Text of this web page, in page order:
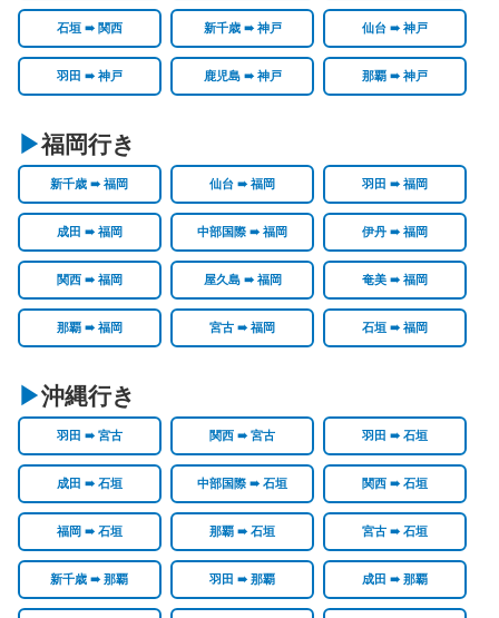
石垣 ➠ 関西 新千歳 ➠ 神戸 仙台 ➠ 神戸
羽田 ➠ 神戸 鹿児島 ➠ 神戸 那覇 ➠ 神戸
福岡行き
新千歳 ➠ 福岡 仙台 ➠ 福岡 羽田 ➠ 福岡
成田 ➠ 福岡 中部国際 ➠ 福岡 伊丹 ➠ 福岡
関西 ➠ 福岡 屋久島 ➠ 福岡 奄美 ➠ 福岡
那覇 ➠ 福岡 宮古 ➠ 福岡 石垣 ➠ 福岡
沖縄行き
羽田 ➠ 宮古 関西 ➠ 宮古 羽田 ➠ 石垣
成田 ➠ 石垣 中部国際 ➠ 石垣 関西 ➠ 石垣
福岡 ➠ 石垣 那覇 ➠ 石垣 宮古 ➠ 石垣
新千歳 ➠ 那覇 羽田 ➠ 那覇 成田 ➠ 那覇